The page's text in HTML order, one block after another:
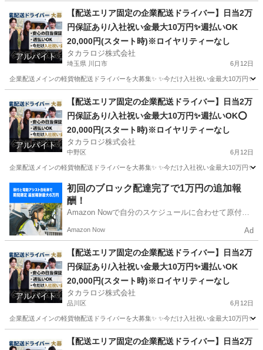
アルバイト
【配送エリア固定の企業配送ドライバー】日当2万
円保証あり/入社祝い金最大10万円✨週払いOK
20,000円(スタート時)※ロイヤリティーなし
タカラロジ株式会社
埼玉県 川口市 6月12日
企業配送メインの軽貨物配送ドライバーを大募集✨ ✨今だけ入社祝い金最大10万円✨
ドライバー 貨物
アルバイト
【配送エリア固定の企業配送ドライバー】日当2万
円保証あり/入社祝い金最大10万円✨週払いOK⭕️
20,000円(スタート時)※ロイヤリティーなし
タカラロジ株式会社
中野区 6月12日
企業配送メインの軽貨物配送ドライバーを大募集✨ ✨今だけ入社祝い金最大10万円✨
ドライバー 貨物
初回のブロック配達完了で1万円の追加報
酬！
Amazon Nowで自分のスケジュールに合わせて原付や
う！
Amazon Now Ad
アルバイト
【配送エリア固定の企業配送ドライバー】日当2万
円保証あり/入社祝い金最大10万円✨週払いOK
20,000円(スタート時)※ロイヤリティーなし
タカラロジ株式会社
品川区 6月12日
企業配送メインの軽貨物配送ドライバーを大募集✨ ✨今だけ入社祝い金最大10万円✨
ドライバー 貨物
【配送エリア固定の企業配送ドライバー】日当2万